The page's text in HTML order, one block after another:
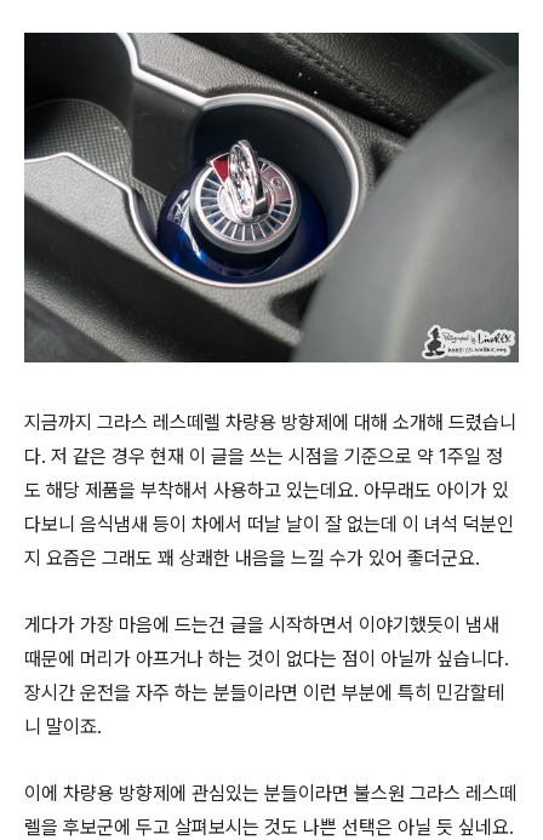
지금까지 그라스 레스떼렐 차량용 방향제에 대해 소개해 드렸습니
다. 저 같은 경우 현재 이 글을 쓰는 시점을 기준으로 약 1주일 정
도 해당 제품을 부착해서 사용하고 있는데요. 아무래도 아이가 있
다보니 음식냄새 등이 차에서 떠날 날이 잘 없는데 이 녀석 덕분인
지 요즘은 그래도 꽤 상쾌한 내음을 느낄 수가 있어 좋더군요.
게다가 가장 마음에 드는건 글을 시작하면서 이야기했듯이 냄새
때문에 머리가 아프거나 하는 것이 없다는 점이 아닐까 싶습니다.
장시간 운전을 자주 하는 분들이라면 이런 부분에 특히 민감할테
니 말이죠.
이에 차량용 방향제에 관심있는 분들이라면 불스원 그라스 레스떼
렐을 후보군에 두고 살펴보시는 것도 나쁜 선택은 아닐 듯 싶네요.